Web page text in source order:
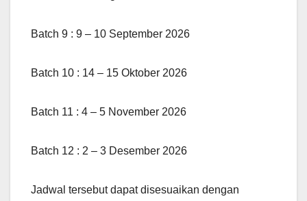
Batch 9 : 9 – 10 September 2026
Batch 10 : 14 – 15 Oktober 2026
Batch 11 : 4 – 5 November 2026
Batch 12 : 2 – 3 Desember 2026
Jadwal tersebut dapat disesuaikan dengan